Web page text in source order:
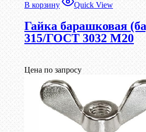
В корзину Quick View
Гайка барашковая
315/ГОСТ 3032 М20
Цена по запросу